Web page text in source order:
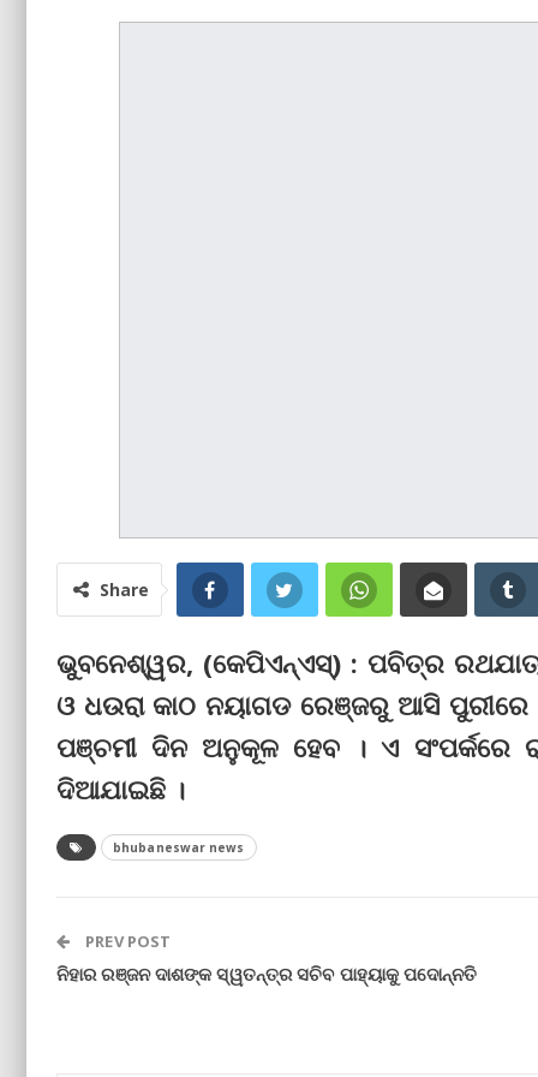
Share
ଭୁବନେଶ୍ୱର, (କେପିଏନ୍‌ଏସ୍‌) : ପବିତ୍ର
ଓ ଧଉରା କାଠ ନୟାଗଡ ରେଞ୍ଜରୁ ଆସି
ପଞ୍ଚମୀ ଦିନ ଅନୁକୂଳ ହେବ । ଏ ସଂପର୍କରେ
ଦିଆଯାଇଛି ।
bhubaneswar news
PREV POST
ନିହାର ରଞ୍ଜନ ଦାଶଙ୍କ ସ୍ୱତନ୍ତ୍ର ସଚିବ ପାହ୍ୟାକୁ ପଦୋନ୍ନତି